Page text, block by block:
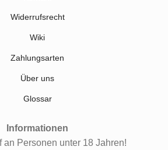
Widerrufsrecht
Wiki
Zahlungsarten
Über uns
Glossar
Informationen
an Personen unter 18 Jahren!